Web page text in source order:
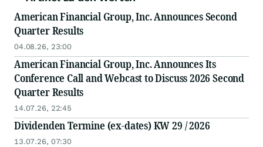
American Financial Group, Inc. Announces Second
Quarter Results
04.08.26, 23:00
American Financial Group, Inc. Announces Its
Conference Call and Webcast to Discuss 2026 Second
Quarter Results
14.07.26, 22:45
Dividenden Termine (ex-dates) KW 29 / 2026
13.07.26, 07:30